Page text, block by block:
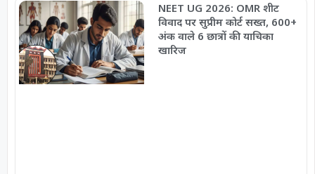
NEET UG 2026: OMR शीट
विवाद पर सुप्रीम कोर्ट सख्त, 600+
अंक वाले 6 छात्रों की याचिका
खारिज